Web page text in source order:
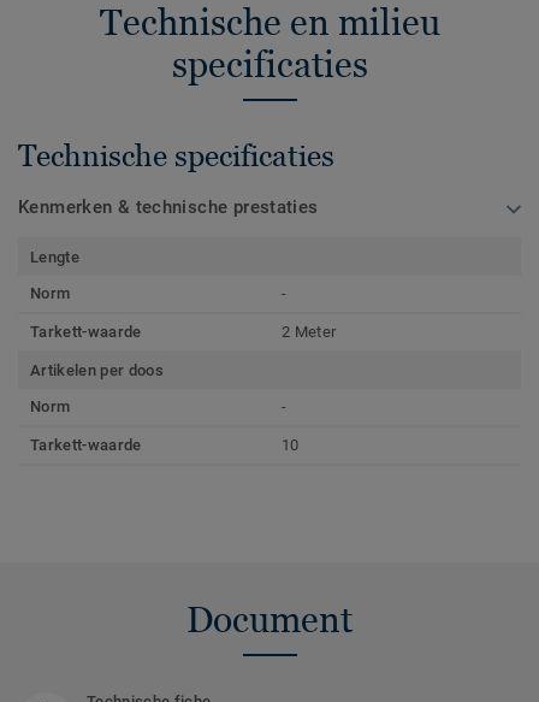
Technische en milieu
specificaties
Technische specificaties
Kenmerken & technische prestaties
Lengte
Norm
-
Tarkett-waarde 2 Meter
Artikelen per doos
Norm
-
Tarkett-waarde 10
Document